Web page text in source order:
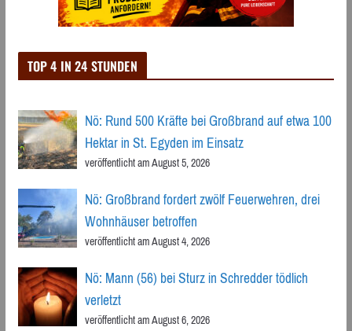
TOP 4 IN 24 STUNDEN
Nö: Rund 500 Kräfte bei Großbrand auf etwa 100
Hektar in St. Egyden im Einsatz
veröffentlicht am August 5, 2026
Nö: Großbrand fordert zwölf Feuerwehren, drei
Wohnhäuser betroffen
veröffentlicht am August 4, 2026
Nö: Mann (56) bei Sturz in Schredder tödlich
verletzt
veröffentlicht am August 6, 2026